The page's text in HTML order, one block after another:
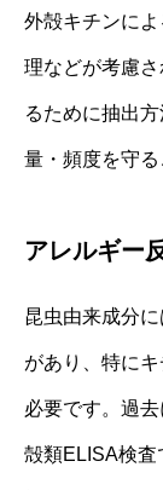
外殻キチンに
理などが考慮
るために抽出
量・頻度を守る
アレルギー
昆虫由来成分
があり、特に
必要です。過
殻類ELISA検査